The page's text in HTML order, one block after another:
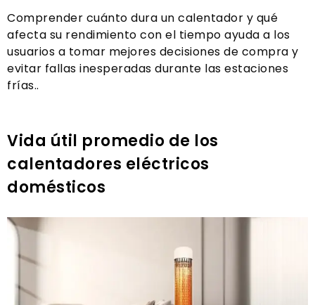
Comprender cuánto dura un calentador y qué
afecta su rendimiento con el tiempo ayuda a los
usuarios a tomar mejores decisiones de compra y
evitar fallas inesperadas durante las estaciones
frías..
Vida útil promedio de los
calentadores eléctricos
domésticos